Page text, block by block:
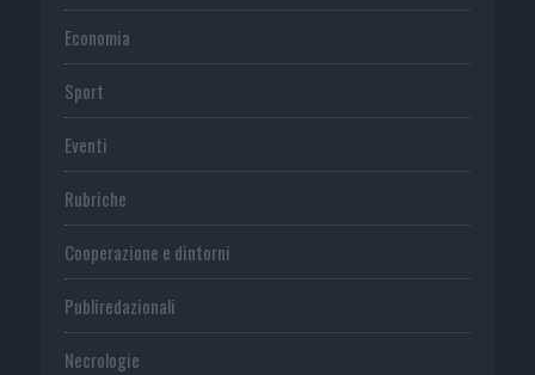
Economia
Sport
Eventi
Rubriche
Cooperazione e dintorni
Publiredazionali
Necrologie